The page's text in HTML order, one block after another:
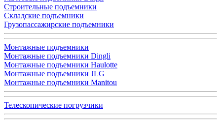
Строительные подъемники
Складские подъемники
Грузопассажирские подъемники
Монтажные подъемники
Монтажные подъемники Dingli
Монтажные подъемники Haulotte
Монтажные подъемники JLG
Монтажные подъемники Manitou
Телескопические погрузчики